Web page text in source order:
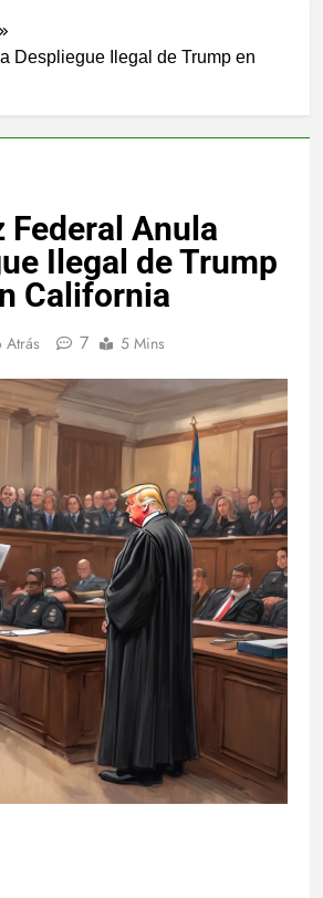
Despliegue Ilegal de Trump en
Federal Anula
Ilegal de Trump
California
Atrás 7 5 Mins